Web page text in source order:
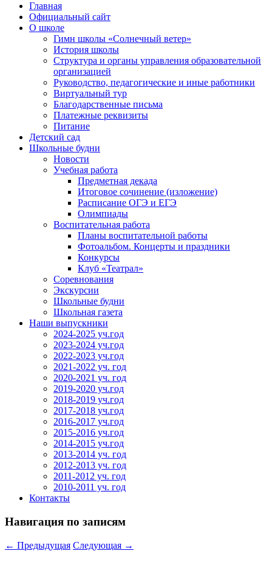
Главная
Официальный сайт
О школе
Гимн школы «Солнечный ветер»
История школы
Структура и органы управления образовательной
организацией
Руководство, педагогические и иные работники
Виртуальный тур
Благодарственные письма
Платежные реквизиты
Питание
Детский сад
Школьные будни
Новости
Учебная работа
Предметная декада
Итоговое сочинение (изложение)
Расписание ОГЭ и ЕГЭ
Олимпиады
Воспитательная работа
Планы воспитательной работы
Фотоальбом. Концерты и праздники
Конкурсы
Клуб «Театрал»
Соревнования
Экскурсии
Школьные будни
Школьная газета
Наши выпускники
2024-2025 уч.год
2023-2024 уч.год
2022-2023 уч.год
2021-2022 уч. год
2020-2021 уч. год
2019-2020 уч.год
2018-2019 уч.год
2017-2018 уч.год
2016-2017 уч.год
2015-2016 уч.год
2014-2015 уч.год
2013-2014 уч. год
2012-2013 уч. год
2011-2012 уч. год
2010-2011 уч. год
Контакты
Навигация по записям
← Предыдущая Следующая →